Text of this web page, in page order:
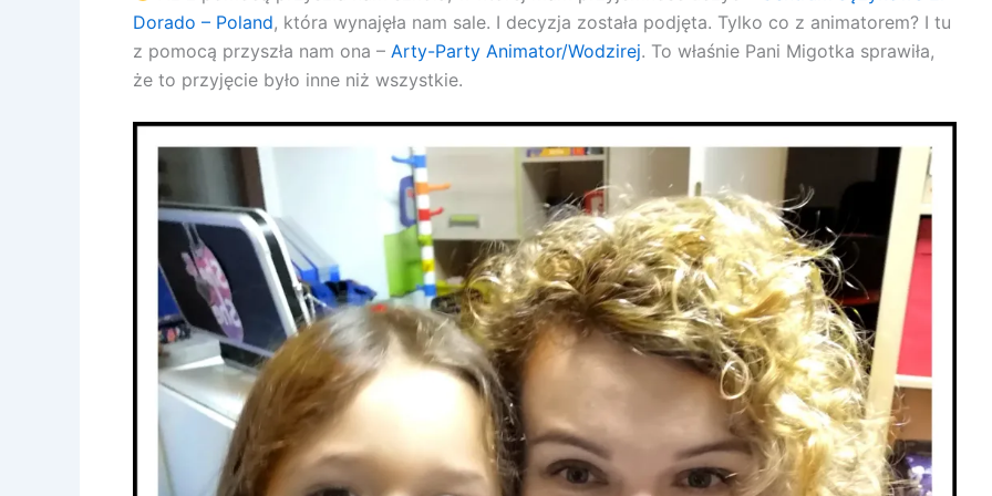
Dorado – Poland, która wynajęła nam sale. I decyzja została podjęta. Tylko co z animatorem? I tu
z pomocą przyszła nam ona – Arty-Party Animator/Wodzirej. To właśnie Pani Migotka sprawiła,
że to przyjęcie było inne niż wszystkie.